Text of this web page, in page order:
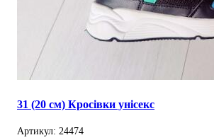
31 (20 см) Кросівки унісекс
Артикул: 24474